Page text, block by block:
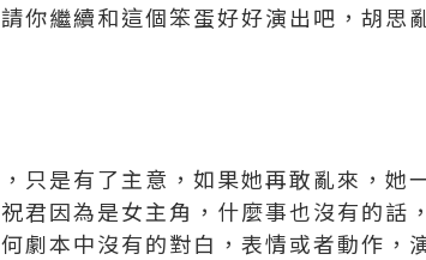
你繼續和這個笨蛋好好演出吧，胡思
只是有了主意，如果她再敢亂來，她
君因為是女主角，什麼事也沒有的話
劇本中沒有的對白，表情或者動作，